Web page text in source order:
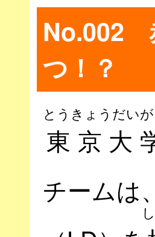
No.002
つ！？
東京大
とうきょうだいが
チームは、